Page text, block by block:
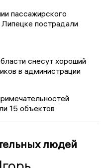
пассажирского
Липецке пострадали
снесут хороший
в администрации
15 объектов
людей